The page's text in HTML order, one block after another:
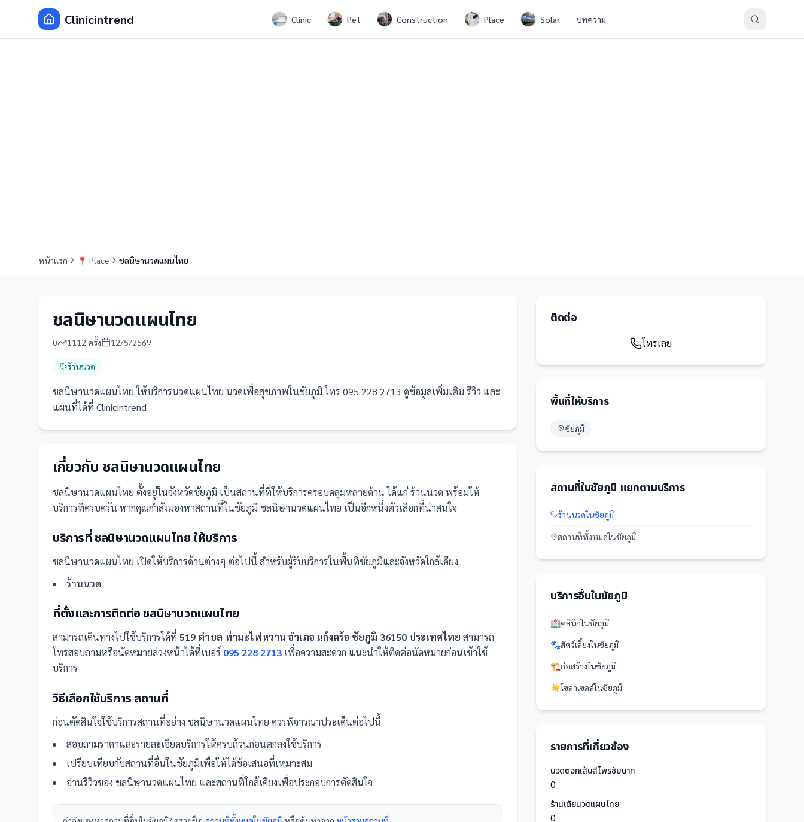
Clinicintrend Clinic Pet Construction Place Solar บทความ
หน้าแรก 📍 Place ชลนิษานวดแผนไทย
ชลนิษานวดแผนไทย
0 1112 ครั้ง 12/5/2569
ร้านนวด
ชลนิษานวดแผนไทย ให้บริการนวดแผนไทย นวดเพื่อสุขภาพในชัยภูมิ โทร 095 228 2713 ดูข้อมูลเพิ่มเติม รีวิว และ
แผนที่ได้ที่ Clinicintrend
เกี่ยวกับ ชลนิษานวดแผนไทย
ชลนิษานวดแผนไทย ตั้งอยู่ในจังหวัดชัยภูมิ เป็นสถานที่ที่ให้บริการครอบคลุมหลายด้าน ได้แก่ ร้านนวด พร้อมให้
บริการที่ครบครัน หากคุณกำลังมองหาสถานที่ในชัยภูมิ ชลนิษานวดแผนไทย เป็นอีกหนึ่งตัวเลือกที่น่าสนใจ
บริการที่ชลนิษานวดแผนไทย ให้บริการ
ชลนิษานวดแผนไทย เปิดให้บริการด้านต่างๆ ต่อไปนี้ สำหรับผู้รับบริการในพื้นที่ชัยภูมิและจังหวัดใกล้เคียง
ร้านนวด
ที่ตั้งและการติดต่อชลนิษานวดแผนไทย
สามารถเดินทางไปใช้บริการได้ที่ 519 ตำบล ท่ามะไฟหวาน อำเภอ แก้งคร้อ ชัยภูมิ 36150 ประเทศไทย สามารถ
โทรสอบถามหรือนัดหมายล่วงหน้าได้ที่เบอร์ 095 228 2713 เพื่อความสะดวก แนะนำให้ติดต่อนัดหมายก่อนเข้าใช้
บริการ
วิธีเลือกใช้บริการ สถานที่
ก่อนตัดสินใจใช้บริการสถานที่อย่าง ชลนิษานวดแผนไทย ควรพิจารณาประเด็นต่อไปนี้
สอบถามราคาและรายละเอียดบริการให้ครบถ้วนก่อนตกลงใช้บริการ
เปรียบเทียบกับสถานที่อื่นในชัยภูมิเพื่อให้ได้ข้อเสนอที่เหมาะสม
อ่านรีวิวของ ชลนิษานวดแผนไทย และสถานที่ใกล้เคียงเพื่อประกอบการตัดสินใจ
ติดต่อ
โทรเลย
พื้นที่ให้บริการ
ชัยภูมิ
สถานที่ในชัยภูมิ แยกตามบริการ
ร้านนวดในชัยภูมิ
สถานที่ทั้งหมดในชัยภูมิ
บริการอื่นในชัยภูมิ
🏥คลินิกในชัยภูมิ
🐾สัตว์เลี้ยงในชัยภูมิ
🏗️ก่อสร้างในชัยภูมิ
☀️โซล่าเซลล์ในชัยภูมิ
รายการที่เกี่ยวข้อง
นวดตอกเส้นสีไพรชัยนาท
0
ร้านเต้ยนวดแผนไทย
0